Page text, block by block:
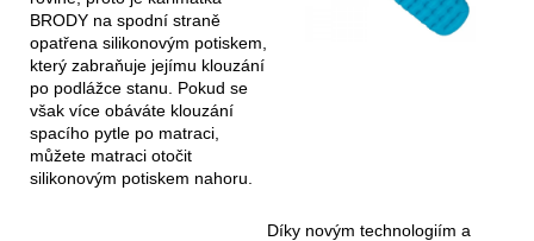
BRODY na spodní straně
opatřena silikonovým potiskem,
který zabraňuje jejímu klouzání
po podlážce stanu. Pokud se
však více obáváte klouzání
spacího pytle po matraci,
můžete matraci otočit
silikonovým potiskem nahoru.
Díky novým technologiím a